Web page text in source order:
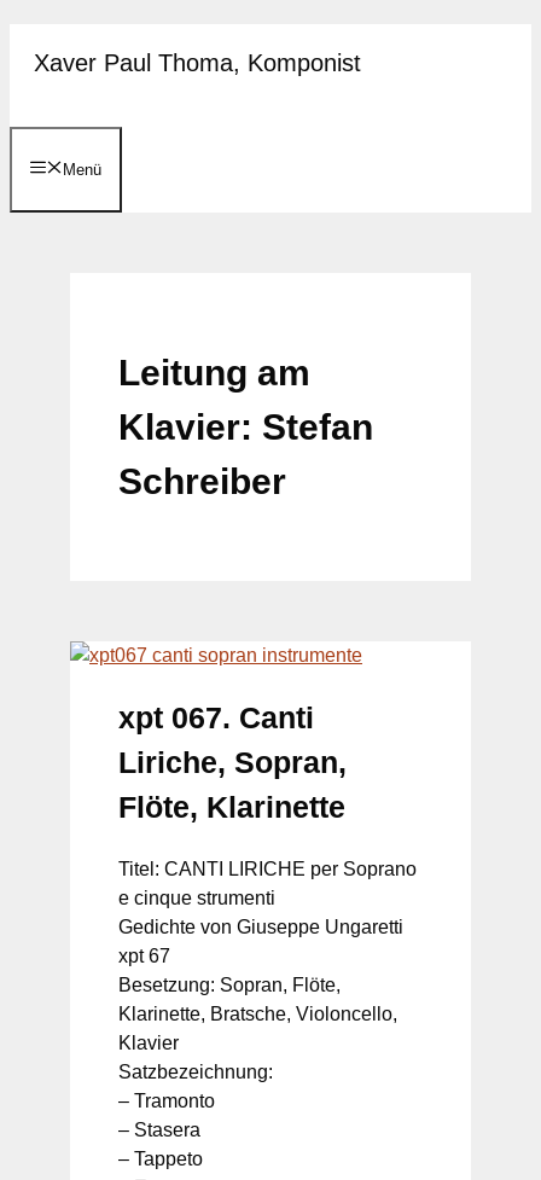
InhaltXaver Paul Thoma, Komponist
Menü
Leitung am
Klavier: Stefan
Schreiber
xpt 067. Canti
Liriche, Sopran,
Flöte, Klarinette
Titel: CANTI LIRICHE per Soprano
e cinque strumenti
Gedichte von Giuseppe Ungaretti
xpt 67
Besetzung: Sopran, Flöte,
Klarinette, Bratsche, Violoncello,
Klavier
Satzbezeichnung:
– Tramonto
– Stasera
– Tappeto